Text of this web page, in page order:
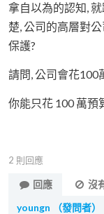
拿自以為的認知,
楚, 公司的高層對
保護?
請問, 公司會花100
你能只花 100 萬預
2 則回應
回應
沒
youngn
（發問者）